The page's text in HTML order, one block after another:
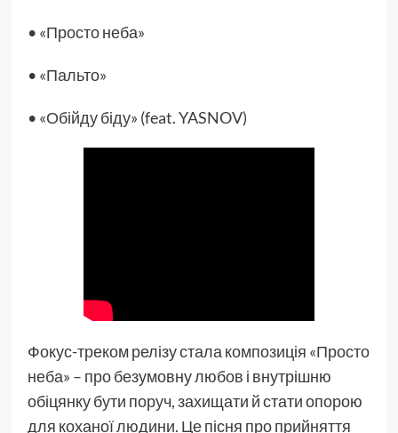
• «Просто неба»
• «Пальто»
• «Обійду біду» (feat. YASNOV)
Фокус-треком релізу стала композиція «Просто
неба» – про безумовну любов і внутрішню
обіцянку бути поруч, захищати й стати опорою
для коханої людини. Це пісня про прийняття